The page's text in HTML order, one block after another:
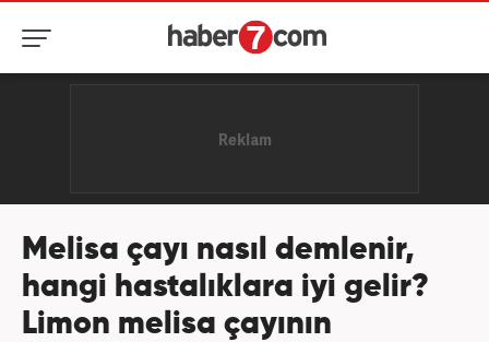
Melisa çayı nasıl demlenir,
hangi hastalıklara iyi gelir?
Limon melisa çayının